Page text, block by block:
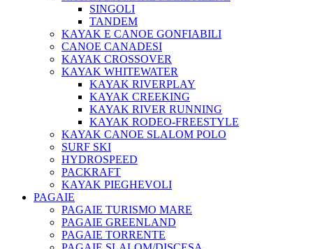
SINGOLI
TANDEM
KAYAK E CANOE GONFIABILI
CANOE CANADESI
KAYAK CROSSOVER
KAYAK WHITEWATER
KAYAK RIVERPLAY
KAYAK CREEKING
KAYAK RIVER RUNNING
KAYAK RODEO-FREESTYLE
KAYAK CANOE SLALOM POLO
SURF SKI
HYDROSPEED
PACKRAFT
KAYAK PIEGHEVOLI
PAGAIE
PAGAIE TURISMO MARE
PAGAIE GREENLAND
PAGAIE TORRENTE